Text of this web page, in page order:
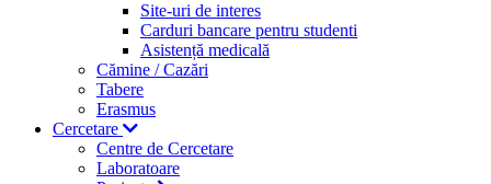
Site-uri de interes
Carduri bancare pentru studenti
Asistență medicală
Cămine / Cazări
Tabere
Erasmus
Cercetare
Centre de Cercetare
Laboratoare